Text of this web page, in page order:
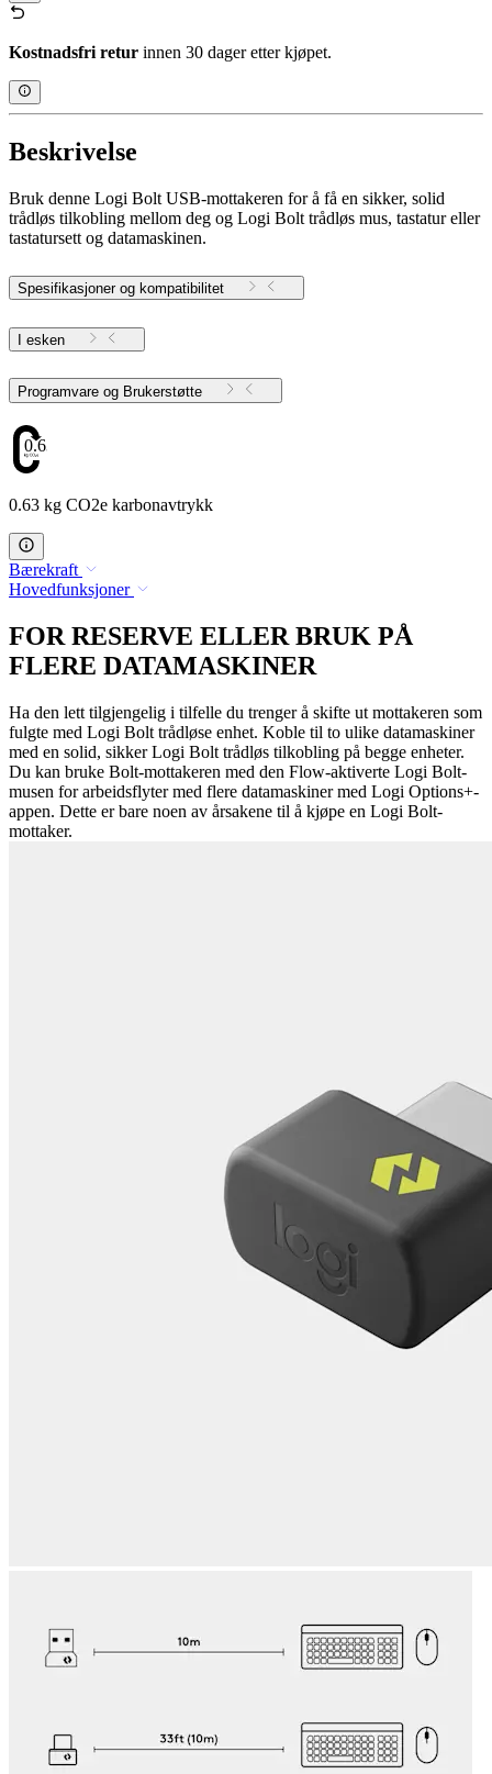
Kostnadsfri retur innen 30 dager etter kjøpet.
Beskrivelse
Bruk denne Logi Bolt USB-mottakeren for å få en sikker, solid
trådløs tilkobling mellom deg og Logi Bolt trådløs mus, tastatur eller
tastatursett og datamaskinen.
Spesifikasjoner og kompatibilitet
I esken
Programvare og Brukerstøtte
0.63
0.63 kg CO2e karbonavtrykk
Bærekraft
Hovedfunksjoner
FOR RESERVE ELLER BRUK PÅ
FLERE DATAMASKINER
Ha den lett tilgjengelig i tilfelle du trenger å skifte ut mottakeren som
fulgte med Logi Bolt trådløse enhet. Koble til to ulike datamaskiner
med en solid, sikker Logi Bolt trådløs tilkobling på begge enheter.
Du kan bruke Bolt-mottakeren med den Flow-aktiverte Logi Bolt-
musen for arbeidsflyter med flere datamaskiner med Logi Options+-
appen. Dette er bare noen av årsakene til å kjøpe en Logi Bolt-
mottaker.